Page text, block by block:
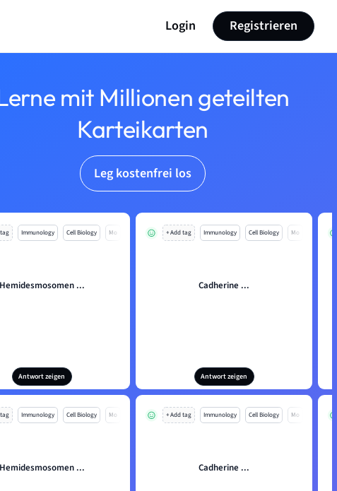
Login Registrieren
mit Millionen geteilten
Karteikarten
Leg kostenfrei los
Immunology Cell Biology Mo
Hemidesmosomen ...
Antwort zeigen
+ Add tag Immunology Cell Biology Mo
Cadherine ...
Antwort zeigen
Immunology Cell Biology Mo
Hemidesmosomen ...
+ Add tag Immunology Cell Biology Mo
Cadherine ...